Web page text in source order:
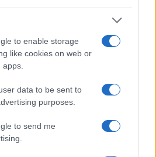
to enable storage
like cookies on web or
data to be sent to
purposes.
to send me
της «Μεγάλης
επανεκλογή της
Λάιεν
επανεκλογή ή όχι της
Λάιεν στην προεδρία
στην κόψη του ξυραφιού